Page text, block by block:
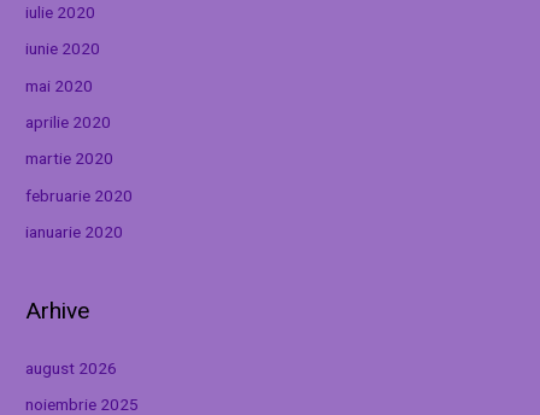
iulie 2020
iunie 2020
mai 2020
aprilie 2020
martie 2020
februarie 2020
ianuarie 2020
Arhive
august 2026
noiembrie 2025